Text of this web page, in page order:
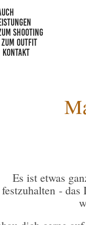
SHOOTING
OUTFIT
KONTAKT
Es ist etwas
festzuhalten- das